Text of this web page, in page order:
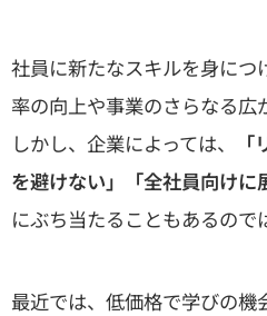
社員に新たなスキルを身につ
率の向上や事業のさらなる広
しかし、企業によっては、
を避けない」「全社員向けに
にぶち当たることもあるので
最近では、低価格で学びの機